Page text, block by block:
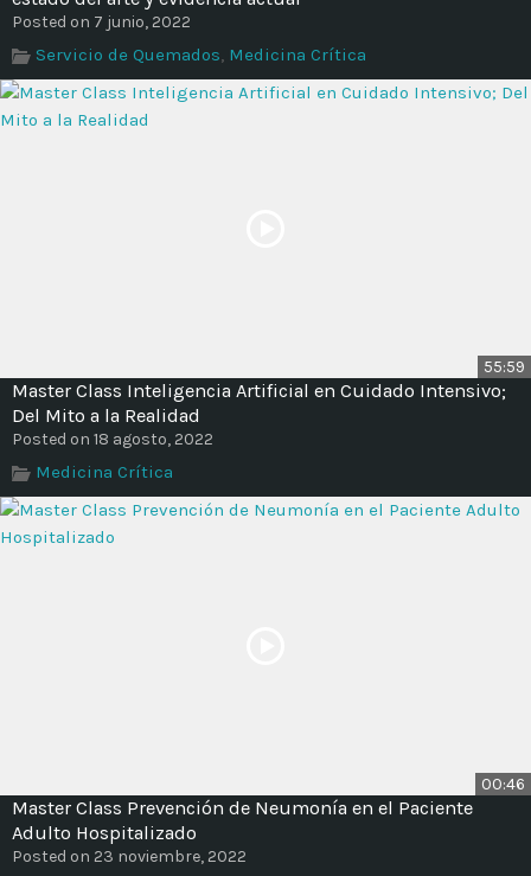
Posted on 7 junio, 2022
Servicio de Quemados, Medicina Crítica
55:59
Master Class Inteligencia Artificial en Cuidado Intensivo;
Del Mito a la Realidad
Posted on 18 agosto, 2022
Medicina Crítica
00:46
Master Class Prevención de Neumonía en el Paciente
Adulto Hospitalizado
Posted on 23 noviembre, 2022